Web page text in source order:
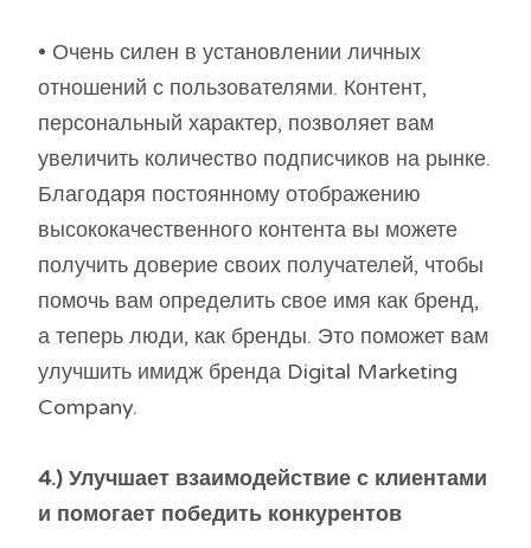
• Очень силен в установлении личных
отношений с пользователями. Контент,
персональный характер, позволяет вам
увеличить количество подписчиков на рынке.
Благодаря постоянному отображению
высококачественного контента вы можете
получить доверие своих получателей, чтобы
помочь вам определить свое имя как бренд,
а теперь люди, как бренды. Это поможет вам
улучшить имидж бренда Digital Marketing
Company.
4.) Улучшает взаимодействие с клиентами
и помогает победить конкурентов